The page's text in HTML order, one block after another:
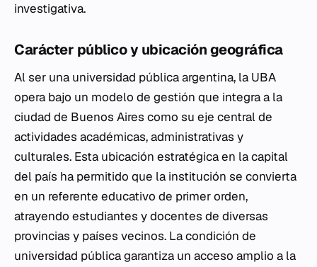
investigativa.
Carácter público y ubicación geográfica
Al ser una universidad pública argentina, la UBA
opera bajo un modelo de gestión que integra a la
ciudad de Buenos Aires como su eje central de
actividades académicas, administrativas y
culturales. Esta ubicación estratégica en la capital
del país ha permitido que la institución se convierta
en un referente educativo de primer orden,
atrayendo estudiantes y docentes de diversas
provincias y países vecinos. La condición de
universidad pública garantiza un acceso amplio a la